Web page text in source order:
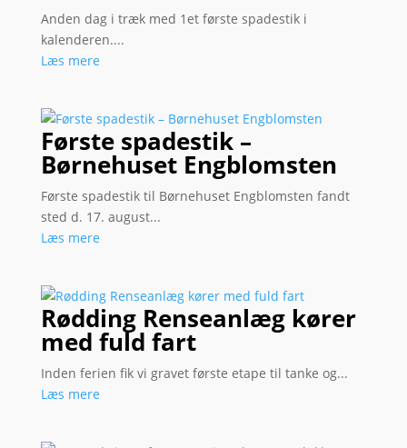
Anden dag i træk med 1et første spadestik i
kalenderen....
Læs mere
Første spadestik –
Børnehuset Engblomsten
Første spadestik til Børnehuset Engblomsten fandt
sted d. 17. august...
Læs mere
Rødding Renseanlæg kører
med fuld fart
Inden ferien fik vi gravet første etape til tanke og...
Læs mere